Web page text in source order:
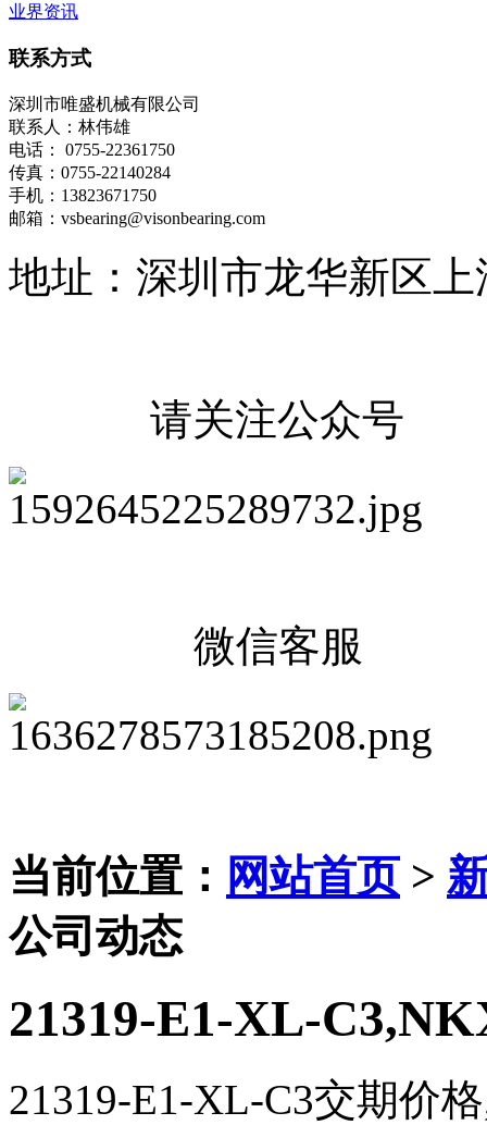
业界资讯
联系方式
深圳市唯盛机械有限公司
联系人：林伟雄
电话： 0755-22361750
传真：0755-22140284
手机：13823671750
邮箱：vsbearing@visonbearing.com
地址：深圳市龙华新区
请关注公众号
微信客服
当前位置： 网站首页>
公司动态
21319-E1-XL-
21319-E1-XL-C3交期价